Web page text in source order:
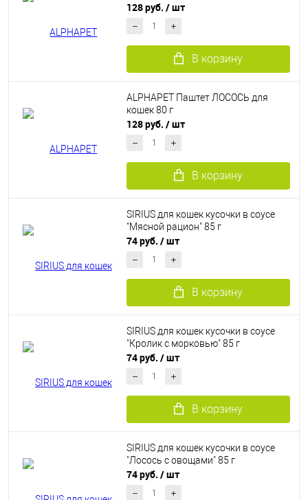
128 руб. / шт
В корзину
ALPHAPET Паштет ЛОСОСЬ для
кошек 80 г
128 руб. / шт
В корзину
SIRIUS для кошек кусочки в соусе
"Мясной рацион" 85 г
74 руб. / шт
В корзину
SIRIUS для кошек кусочки в соусе
"Кролик с морковью" 85 г
74 руб. / шт
В корзину
SIRIUS для кошек кусочки в соусе
"Лосось с овощами" 85 г
74 руб. / шт